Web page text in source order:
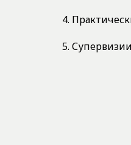
4.
5. Супервизии